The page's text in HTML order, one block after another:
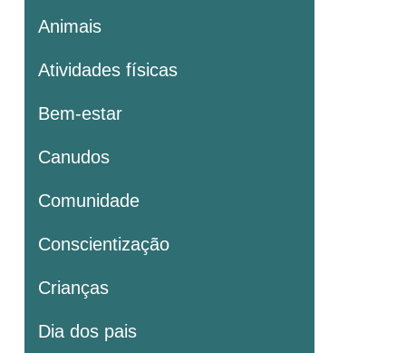
Animais
Atividades físicas
Bem-estar
Canudos
Comunidade
Conscientização
Crianças
Dia dos pais